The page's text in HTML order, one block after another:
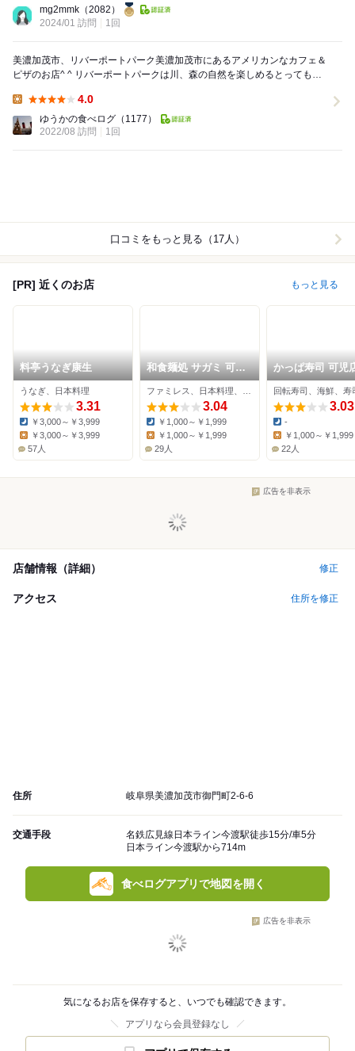
mg2mmk （2082）
2024/01 訪問
1回
美濃加茂市、リバーポートパーク美濃加茂市にあるアメリカンなカフェ＆
ピザのお店^ ^ リバーポートパークは川、森の自然を楽しめるとっても雰
4.0
ゆうかの食べログ （1177）
2022/08 訪問
1回
口コミをもっと見る（17人）
[PR] 近くのお店 もっと見る
料亭うなぎ康生
うなぎ、日本料理
3.31
Dinner:
￥3,000～￥3,999
Lunch:
￥3,000～￥3,999
57人
和食麺処 サガミ 可児
店
3.04
Dinner:
￥1,000～￥1,999
Lunch:
￥1,000～￥1,999
29人
かっぱ寿司 可児
回転寿司、海鮮、寿
3.03
Dinner:
-
Lunch:
￥1,000～￥1,999
22人
広告を非表示
店舗情報（詳細） 修正
アクセス 住所を修正
住所 岐阜県美濃加茂市御門町2-6-6
交通手段
名鉄広見線日本ライン今渡駅徒歩15分/車5分
日本ライン今渡駅から714m
食べログアプリで地図を開く
広告を非表示
気になるお店を保存すると、いつでも確認できます。
アプリなら会員登録なし